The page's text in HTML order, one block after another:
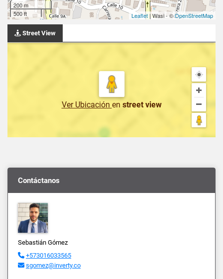
200 m
500 ft
Leaflet | Wasi - ©OpenStreetMap
Street View
Ver Ubicación en street view
Contáctanos
Sebastián Gómez
+573016033565
sgomez@inverty.co